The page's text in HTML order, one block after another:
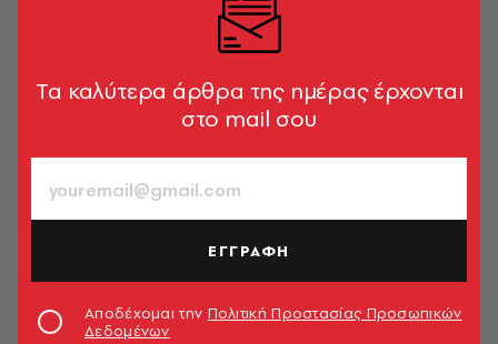
Η παράσταση της Έμιλι Μπλαντ είναι ίσως το
Κωνσταντίνος Καϊμάκης
ΤΕΥΧΟΣ 1002
10.06.2026, 15:00 1’ ΔΙΑΒΑΣΜΑ
Tα καλύτερα άρθρα της ημέρας έρχονται
στο mail σου
ΕΓΓΡΑΦΗ
Αποδέχομαι την Πολιτική Προστασίας Προσωπικών
Δεδομένων